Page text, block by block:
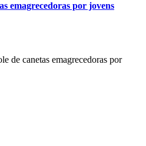
emagrecedoras por jovens
de canetas emagrecedoras por